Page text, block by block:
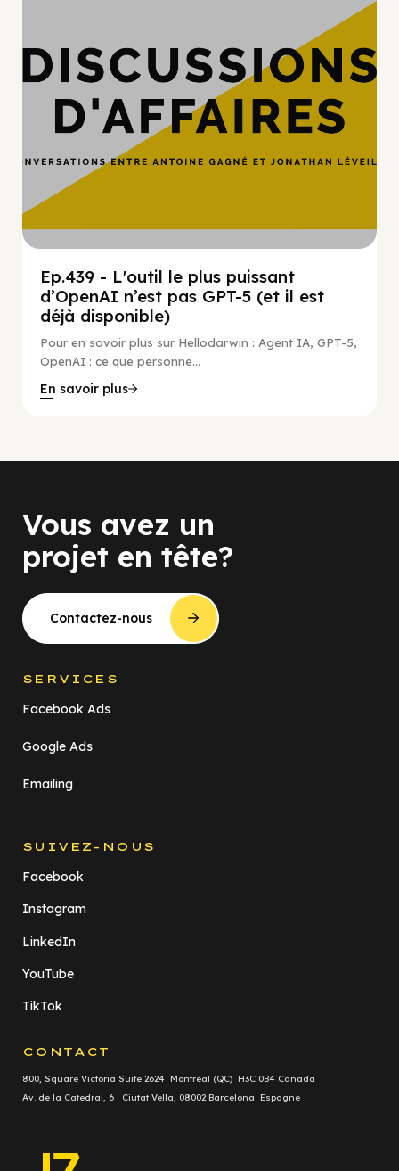
Ep.439 - L'outil le plus puissant
d’OpenAI n’est pas GPT-5 (et il est
déjà disponible)
Pour en savoir plus sur Hellodarwin : Agent IA, GPT-5,
OpenAI : ce que personne...
En savoir plus
Vous avez un
projet en tête?
Contactez-nous
SERVICES
Facebook Ads
Google Ads
Emailing
SUIVEZ-NOUS
Facebook
Instagram
LinkedIn
YouTube
TikTok
CONTACT
800, Square Victoria Suite 2624 Montréal (QC) H3C 0B4 Canada
Av. de la Catedral, 6 Ciutat Vella, 08002 Barcelona Espagne